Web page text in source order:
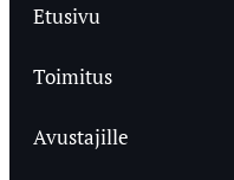
Etusivu
Toimitus
Avustajille